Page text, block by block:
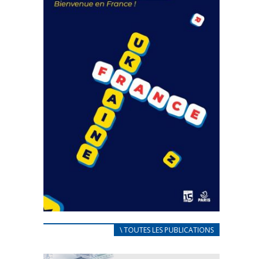
FEUILLETER
CARNET D’ACCUEIL
25 avril 2022
\ TOUTES LES PUBLICATIONS